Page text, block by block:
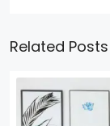
Related Posts